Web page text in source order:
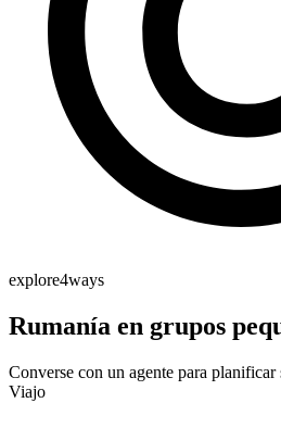
explore4ways
Rumanía en grupos
Converse con un agente para planificar
Viajo